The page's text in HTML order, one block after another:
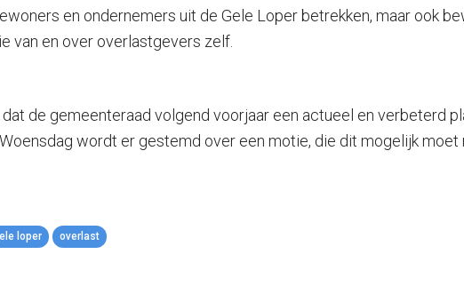
en ondernemers uit de Gele Loper betrekken, maar ook
van en over overlastgevers zelf.
de gemeenteraad volgend voorjaar een actueel en verbeterd
wordt er gestemd over een motie, die dit mogelijk moet
loper overlast